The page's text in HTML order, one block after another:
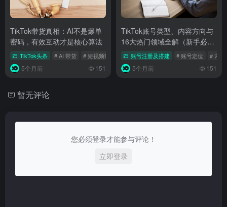
TikTok带货真相：AI不是爆单
密码，有效互动才是核心算法
TikTok头条 # AI 带货 # 短视频带货 # TikTok电商
5个月前 151
TikTok账号类型、内容方向与
16大热门领域全解（新手必
看）账号注册及搭建 # 账号定位 # 内容
5个月前 151
暂无评论
您必须登录才能参与评论！
立即登录